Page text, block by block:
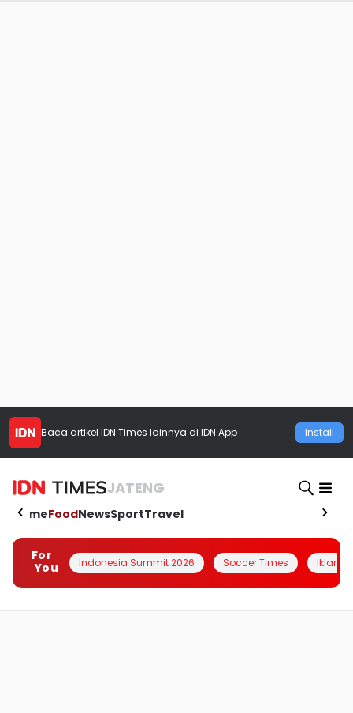
Baca artikel IDN Times lainnya di IDN App Install
JATENG
HomeFoodNewsSportTravel
For
You
Indonesia Summit 2026 Soccer Times Iklanin